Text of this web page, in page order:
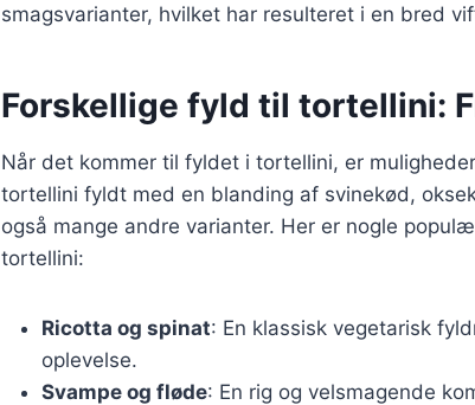
smagsvarianter, hvilket har resulteret i en bred
Forskellige fyld til tortellini:
Når det kommer til fyldet i tortellini, er
tortellini fyldt med en blanding af svinekød,
også mange andre varianter. Her er nogle
tortellini:
Ricotta og spinat: En klassisk vegetarisk
oplevelse.
Svampe og fløde: En rig og velsmagende